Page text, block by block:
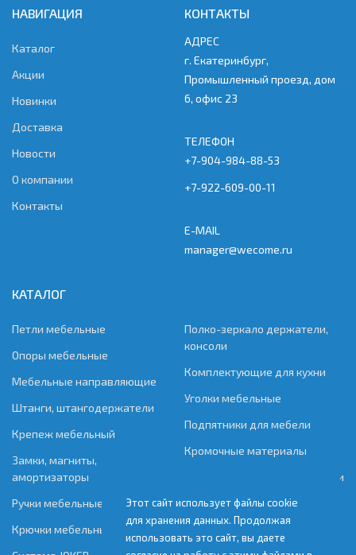
Этот сайт использует файлы cookie
для хранения данных. Продолжая
использовать это сайт, вы даете
НАВИГАЦИЯ
Каталог
Акции
Новинки
Доставка
Новости
О компании
Контакты
КОНТАКТЫ
АДРЕС
г. Екатеринбург,
Промышленный проезд, дом
6, офис 23
ТЕЛЕФОН
+7-904-984-88-53
+7-922-609-00-11
E-MAIL
manager@wecome.ru
КАТАЛОГ
Петли мебельные
Опоры мебельные
Мебельные направляющие
Штанги, штангодержатели
Крепеж мебельный
Замки, магниты,
амортизаторы
Ручки мебельные
Крючки мебельные
Полко-зеркало держатели,
консоли
Комплектующие для кухни
Уголки мебельные
Подпятники для мебели
Кромочные материалы
Фурнитура для мягкой мебели
Скобяные изделия
Фурнитура для раздвижных
дверей